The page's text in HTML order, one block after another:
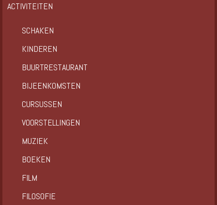
ACTIVITEITEN
SCHAKEN
KINDEREN
BUURTRESTAURANT
BIJEENKOMSTEN
CURSUSSEN
VOORSTELLINGEN
MUZIEK
BOEKEN
FILM
FILOSOFIE